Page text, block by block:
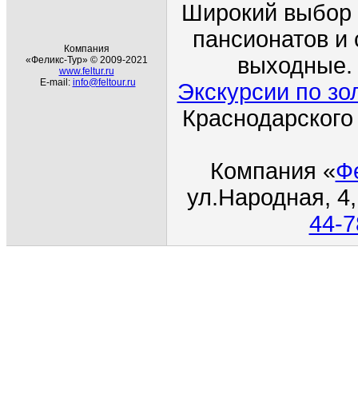
Компания
«Феликс-Тур» © 2009-2021
www.feltur.ru
E-mail: info@feltour.ru
Широкий выбор
пансионатов
выходные.
Экскурсии по
Компания «
ул.Народная,
44-